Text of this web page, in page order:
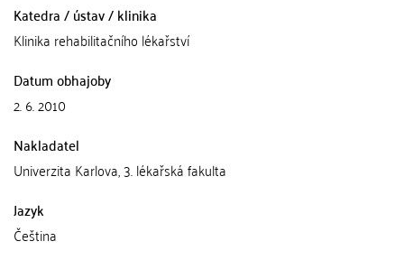
Katedra / ústav / klinika
Klinika rehabilitačního lékařství
Datum obhajoby
2. 6. 2010
Nakladatel
Univerzita Karlova, 3. lékařská fakulta
Jazyk
Čeština